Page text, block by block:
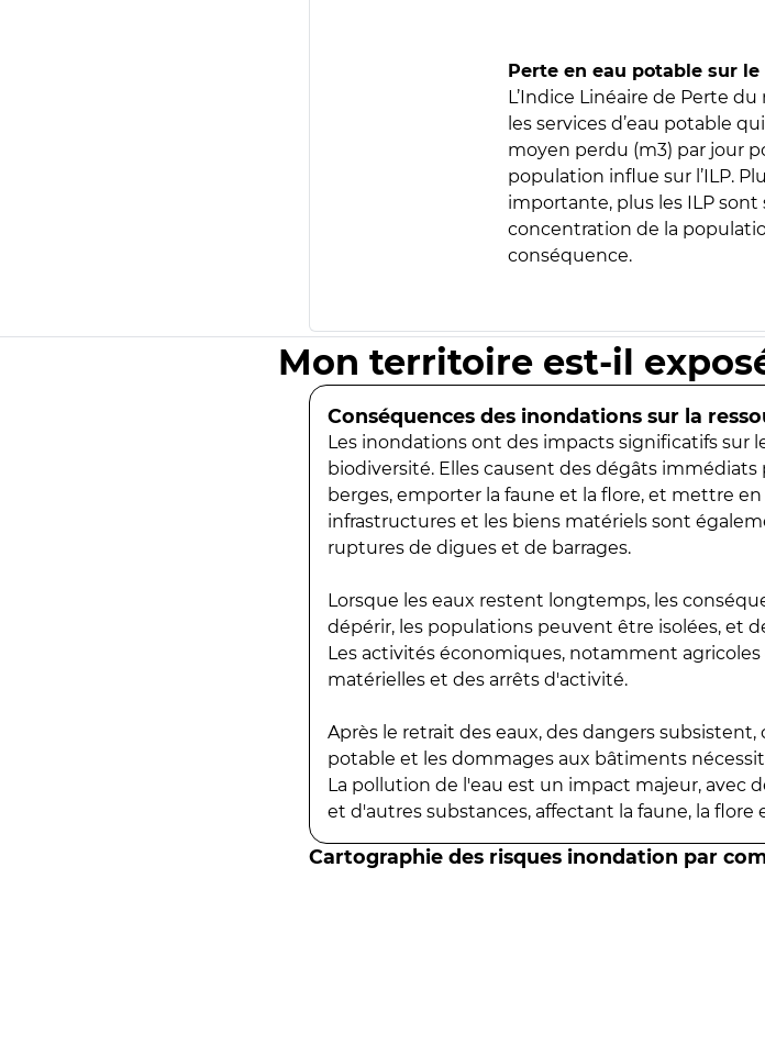
Perte en eau potable sur le
L’Indice Linéaire de Perte
les services d’eau potable
moyen perdu (m3) par jour
population influe sur l’ILP.
importante, plus les ILP
concentration de la
conséquence.
Mon territoire est-il
Conséquences des inondations sur la
Les inondations ont des impacts significatifs sur
biodiversité. Elles causent des dégâts
berges, emporter la faune et la flore, et mettre
infrastructures et les biens matériels sont
ruptures de digues et de barrages.
Lorsque les eaux restent longtemps, les
dépérir, les populations peuvent être isolées, et
Les activités économiques, notamment
matérielles et des arrêts d'activité.
Après le retrait des eaux, des dangers
potable et les dommages aux bâtiments
La pollution de l'eau est un impact majeur, avec
et d'autres substances, affectant la faune, la flore
Cartographie des risques inondation par